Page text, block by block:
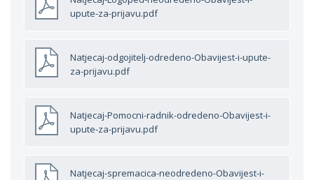
upute-za-prijavu.pdf
Natjecaj-odgojitelj-odredeno-Obavijest-i-upute-
za-prijavu.pdf
Natjecaj-Pomocni-radnik-odredeno-Obavijest-i-
upute-za-prijavu.pdf
Natjecaj-spremacica-neodredeno-Obavijest-i-